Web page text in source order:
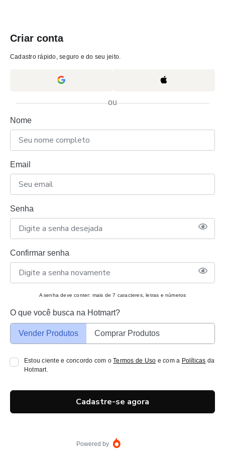
Criar conta
Cadastro rápido, seguro e do seu jeito.
ou
Nome
Email
Senha
Confirmar senha
A senha deve conter: mais de 7 caracteres, letras e números
O que você busca na Hotmart?
Vender Produtos Comprar Produtos
Estou ciente e concordo com oTermos de Uso e com a Políticas da
Hotmart.
Cadastre-se agora
Powered by